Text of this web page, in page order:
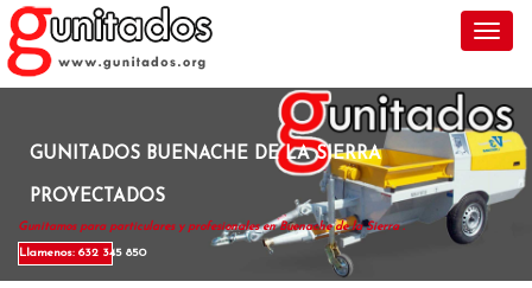
GUNITADOS BUENACHE DE LA SIERRA
PROYECTADOS
Gunitamos para particulares y profesionales en Buenache de la Sierra .
Llamenos: 632 345 850